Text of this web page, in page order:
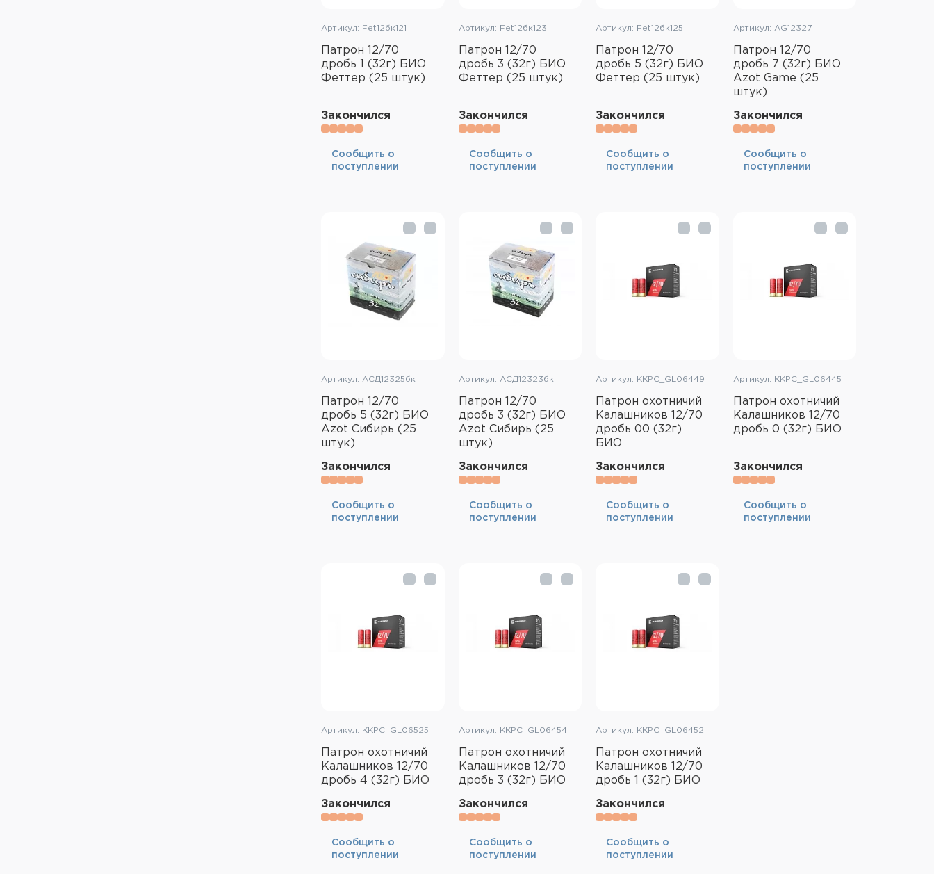
Артикул: Fet12бк121
Патрон 12/70
дробь 1 (32г) БИО
Феттер (25 штук)
Закончился
Cообщить о
поступлении
Артикул: Fet12бк123
Патрон 12/70
дробь 3 (32г) БИО
Феттер (25 штук)
Закончился
Cообщить о
поступлении
Артикул: Fet12бк125
Патрон 12/70
дробь 5 (32г) БИО
Феттер (25 штук)
Закончился
Cообщить о
поступлении
Артикул: АG12327
Патрон 12/70
дробь 7 (32г) БИО
Azot Game (25
штук)
Закончился
Cообщить о
поступлении
Артикул: АСД12325бк
Патрон 12/70
дробь 5 (32г) БИО
Azot Сибирь (25
штук)
Закончился
Cообщить о
поступлении
Артикул: АСД12323бк
Патрон 12/70
дробь 3 (32г) БИО
Azot Сибирь (25
штук)
Закончился
Cообщить о
поступлении
Артикул: KKPC_GL06449
Патрон охотничий
Калашников 12/70
дробь 00 (32г)
БИО
Закончился
Cообщить о
поступлении
Артикул: KKPC_GL06445
Патрон охотничий
Калашников 12/70
дробь 0 (32г) БИО
Закончился
Cообщить о
поступлении
Артикул: KKPC_GL06525
Патрон охотничий
Калашников 12/70
дробь 4 (32г) БИО
Закончился
Cообщить о
поступлении
Артикул: KKPC_GL06454
Патрон охотничий
Калашников 12/70
дробь 3 (32г) БИО
Закончился
Cообщить о
поступлении
Артикул: KKPC_GL06452
Патрон охотничий
Калашников 12/70
дробь 1 (32г) БИО
Закончился
Cообщить о
поступлении